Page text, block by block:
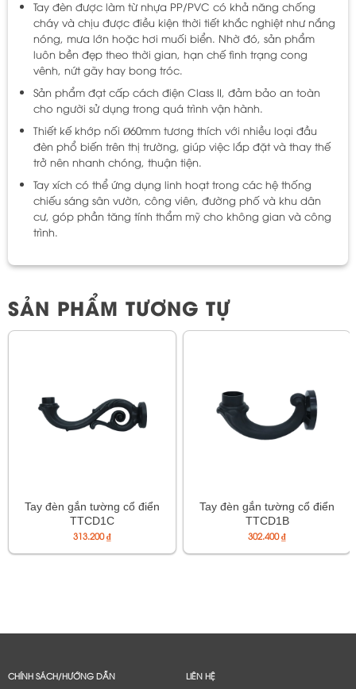
Tay đèn được làm từ nhựa PP/PVC có khả năng chống
cháy và chịu được điều kiện thời tiết khắc nghiệt như nắng
nóng, mưa lớn hoặc hơi muối biển. Nhờ đó, sản phẩm
luôn bền đẹp theo thời gian, hạn chế tình trạng cong
vênh, nứt gãy hay bong tróc.
Sản phẩm đạt cấp cách điện Class II, đảm bảo an toàn
cho người sử dụng trong quá trình vận hành.
Thiết kế khớp nối Ø60mm tương thích với nhiều loại đầu
đèn phổ biến trên thị trường, giúp việc lắp đặt và thay thế
trở nên nhanh chóng, thuận tiện.
Tay xích có thể ứng dụng linh hoạt trong các hệ thống
chiếu sáng sân vườn, công viên, đường phố và khu dân
cư, góp phần tăng tính thẩm mỹ cho không gian và công
trình.
SẢN PHẨM TƯƠNG TỰ
Tay đèn gắn tường cổ điển
TTCD1C
313.200₫
Tay đèn gắn tường cổ điển
TTCD1B
302.400₫
CHÍNH SÁCH/HƯỚNG DẪN
LIÊN HỆ